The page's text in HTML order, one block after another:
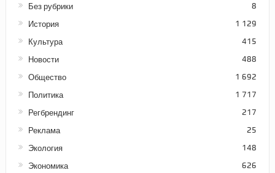
Без рубрики 8
История 1 129
Культура 415
Новости 488
Общество 1 692
Политика 1 717
Регбрендинг 217
Реклама 25
Экология 148
Экономика 626